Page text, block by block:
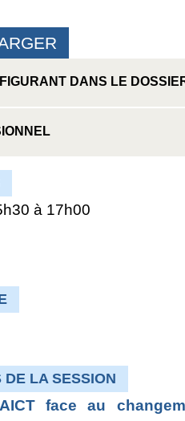
DANS LE
à 17h00
DE LA SESSION
face au